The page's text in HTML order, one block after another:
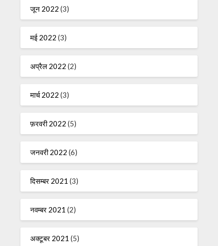
जून 2022 (3)
मई 2022 (3)
अप्रैल 2022 (2)
मार्च 2022 (3)
फ़रवरी 2022 (5)
जनवरी 2022 (6)
दिसम्बर 2021 (3)
नवम्बर 2021 (2)
अक्टूबर 2021 (5)